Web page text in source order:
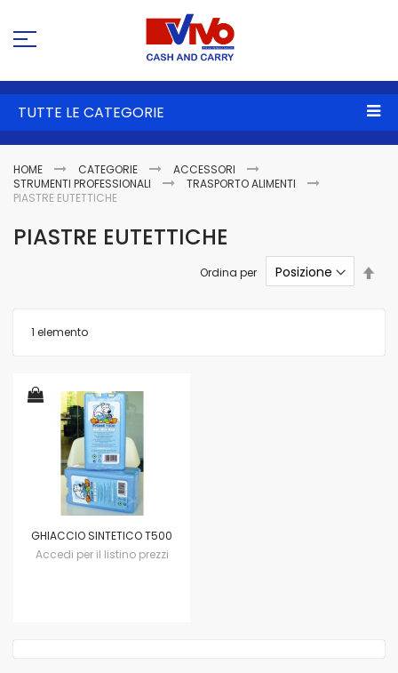
TUTTE LE CATEGORIE
HOME CATEGORIE
ACCESSORI
STRUMENTI PROFESSIONALI
TRASPORTO ALIMENTI
PIASTRE EUTETTICHE
PIASTRE EUTETTICHE
1 elemento
Ordina per
GHIACCIO SINTETICO T500
Accedi per il listino prezzi